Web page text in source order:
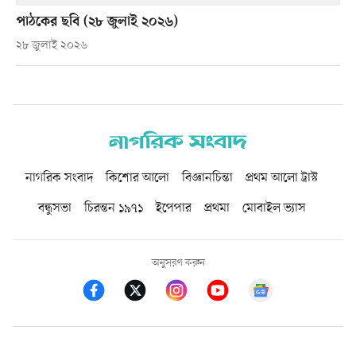
পাঠকের ছবি (২৮ জুলাই ২০২৬)
২৮ জুলাই ২০২৬
নাগরিক সংবাদ কিশোর আলো বিজ্ঞানচিন্তা
প্রথম আলো ট্রাস্ট
বন্ধুসভা
চিরন্তন ১৯৭১ ইপেপার প্রথমা মোবাইল ভ্যাস
অনুসরণ করুন